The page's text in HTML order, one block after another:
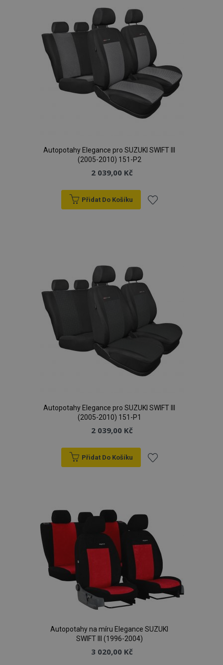
Autopotahy Elegance pro SUZUKI SWIFT III
(2005-2010) 151-P2
2 039,00 Kč
Přidat Do Košíku
Autopotahy Elegance pro SUZUKI SWIFT III
(2005-2010) 151-P1
2 039,00 Kč
Přidat Do Košíku
oblíbeným
Autopotahy na míru Elegance SUZUKI
SWIFT III (1996-2004)
3 020,00 Kč